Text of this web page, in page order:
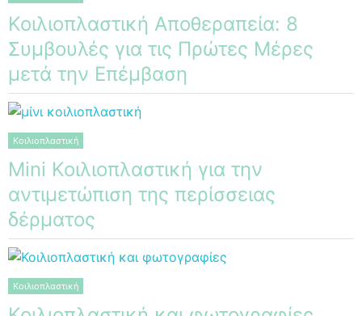
Κοιλιοπλαστική Αποθεραπεία: 8
Συμβουλές για τις Πρώτες Μέρες
μετά την Επέμβαση
Κοιλιοπλαστική
Mini Κοιλιοπλαστική για την
αντιμετώπιση της περίσσειας
δέρματος
Κοιλιοπλαστική